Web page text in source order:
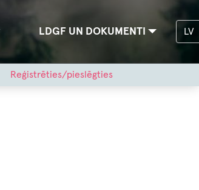
LDGF UN DOKUMENTI LV
Reģistrēties/pieslēgties